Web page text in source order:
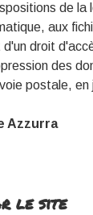
de la
aux
droit
des
postale,
Azzurra
le site